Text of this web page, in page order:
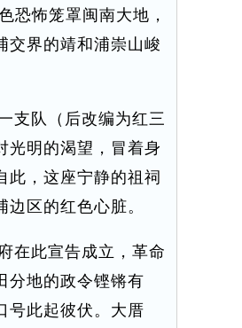
恐怖笼罩闽南大地，
交界的靖和浦崇山峻
支队（后改编为红三
光明的渴望，冒着身
此，这座宁静的祖祠
区的红色心脏。
在此宣告成立，革命
分地的政令铿锵有
号此起彼伏。大厝